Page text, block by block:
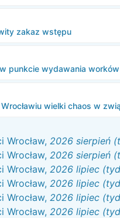
zakaz wstępu
w punkcie wydawania
Wrocławiu wielki chaos w
Wrocław, 2026 sierpień
Wrocław, 2026 sierpień
Wrocław, 2026 lipiec
Wrocław, 2026 lipiec
Wrocław, 2026 lipiec
Wrocław, 2026 lipiec